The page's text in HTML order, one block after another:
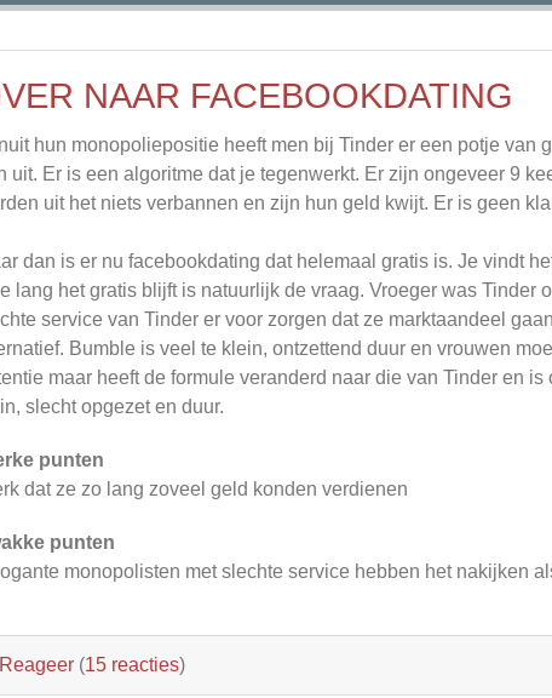
NAAR FACEBOOKDATING
hun monopoliepositie heeft men bij Tinder er een potje van
uit. Er is een algoritme dat je tegenwerkt. Er zijn ongeveer 9
uit het niets verbannen en zijn hun geld kwijt. Er is geen
dan is er nu facebookdating dat helemaal gratis is. Je vindt
lang het gratis blijft is natuurlijk de vraag. Vroeger was Tinder
service van Tinder er voor zorgen dat ze marktaandeel
Bumble is veel te klein, ontzettend duur en vrouwen
maar heeft de formule veranderd naar die van Tinder en
slecht opgezet en duur.
punten
dat ze zo lang zoveel geld konden verdienen
punten
monopolisten met slechte service hebben het nakijken
Reageer (15 reacties)